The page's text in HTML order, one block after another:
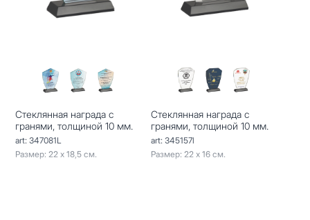
Стеклянная награда с
гранями, толщиной 10 мм.
art: 347081L
Размер: 22 х 18,5 см.
Стеклянная награда с
гранями, толщиной 10 мм.
art: 345157l
Размер: 22 х 16 см.